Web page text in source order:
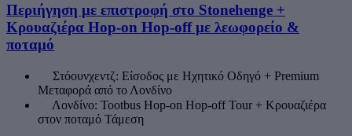
Περιήγηση με επιστροφή στο Stonehenge +
Κρουαζιέρα Hop-on Hop-off με λεωφορείο &
ποταμό
Στόουνχεντζ: Είσοδος με Ηχητικό Οδηγό + Premium
Μεταφορά από το Λονδίνο
Λονδίνο: Tootbus Hop-on Hop-off Tour + Κρουαζιέρα
στον ποταμό Τάμεση